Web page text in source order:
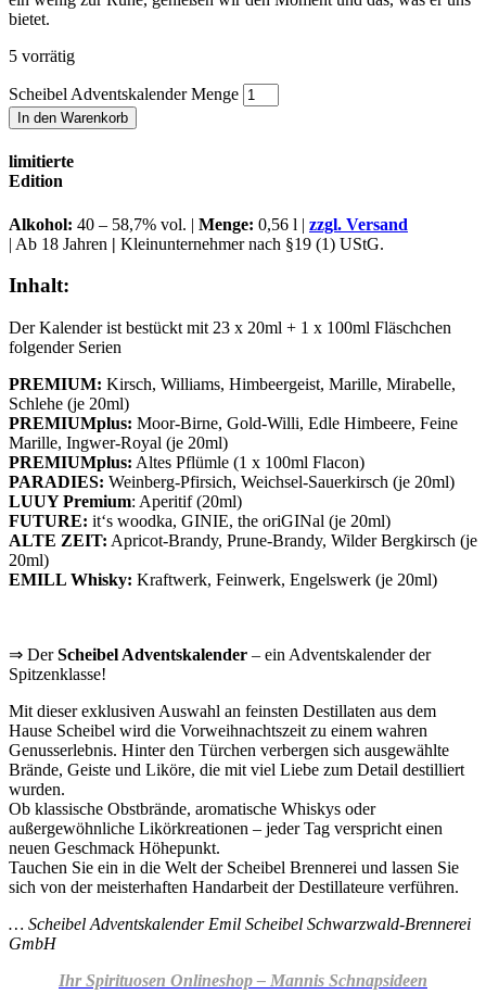
bietet.
5 vorrätig
Scheibel Adventskalender Menge
In den Warenkorb
limitierte
Edition
Alkohol: 40 – 58,7% vol. | Menge: 0,56 l | zzgl. Versand
| Ab 18 Jahren | Kleinunternehmer nach §19 (1) UStG.
Inhalt:
Der Kalender ist bestückt mit 23 x 20ml + 1 x 100ml Fläschchen
folgender Serien
PREMIUM: Kirsch, Williams, Himbeergeist, Marille, Mirabelle,
Schlehe (je 20ml)
PREMIUMplus: Moor-Birne, Gold-Willi, Edle Himbeere, Feine
Marille, Ingwer-Royal (je 20ml)
PREMIUMplus: Altes Pflümle (1 x 100ml Flacon)
PARADIES: Weinberg-Pfirsich, Weichsel-Sauerkirsch (je 20ml)
LUUY Premium: Aperitif (20ml)
FUTURE: it‘s woodka, GINIE, the oriGINal (je 20ml)
ALTE ZEIT: Apricot-Brandy, Prune-Brandy, Wilder Bergkirsch (je
20ml)
EMILL Whisky: Kraftwerk, Feinwerk, Engelswerk (je 20ml)
⇒ DerScheibel Adventskalender – ein Adventskalender der
Spitzenklasse!
Mit dieser exklusiven Auswahl an feinsten Destillaten aus dem
Hause Scheibel wird die Vorweihnachtszeit zu einem wahren
Genusserlebnis. Hinter den Türchen verbergen sich ausgewählte
Brände, Geiste und Liköre, die mit viel Liebe zum Detail destilliert
wurden.
Ob klassische Obstbrände, aromatische Whiskys oder
außergewöhnliche Likörkreationen – jeder Tag verspricht einen
neuen Geschmack Höhepunkt.
Tauchen Sie ein in die Welt der Scheibel Brennerei und lassen Sie
sich von der meisterhaften Handarbeit der Destillateure verführen.
… Scheibel Adventskalender Emil Scheibel Schwarzwald-Brennerei
GmbH
Ihr Spirituosen Onlineshop – Mannis Schnapsideen